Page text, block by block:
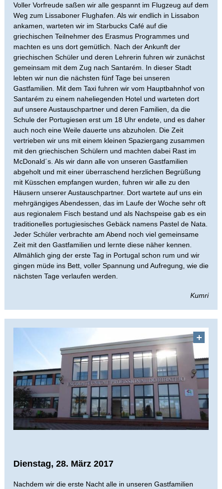
Sitemap
Voller Vorfreude saßen wir alle gespannt im Flugzeug auf dem
Weg zum Lissaboner Flughafen. Als wir endlich in Lissabon
ankamen, warteten wir im Starbucks Café auf die
griechischen Teilnehmer des Erasmus Programmes und
machten es uns dort gemütlich. Nach der Ankunft der
griechischen Schüler und deren Lehrerin fuhren wir zunächst
gemeinsam mit dem Zug nach Santarém. In dieser Stadt
lebten wir nun die nächsten fünf Tage bei unseren
Gastfamilien. Mit dem Taxi fuhren wir vom Hauptbahnhof von
Santarém zu einem naheliegenden Hotel und warteten dort
auf unsere Austauschpartner und deren Familien, da die
Schule der Portugiesen erst um 18 Uhr endete, und es daher
auch noch eine Weile dauerte uns abzuholen. Die Zeit
vertrieben wir uns mit einem kleinen Spaziergang zusammen
mit den griechischen Schülern und machten dabei Rast im
McDonald´s. Als wir dann alle von unseren Gastfamilien
abgeholt und mit einer überraschend herzlichen Begrüßung
mit Küsschen empfangen wurden, fuhren wir alle zu den
Häusern unserer Austauschpartner. Dort wartete auf uns ein
mehrgängiges Abendessen, das im Laufe der Woche sehr oft
aus regionalem Fisch bestand und als Nachspeise gab es ein
traditionelles portugiesisches Gebäck namens Pastel de Nata.
Jeder Schüler verbrachte am Abend noch viel gemeinsame
Zeit mit den Gastfamilien und lernte diese näher kennen.
Allmählich ging der erste Tag in Portugal schon rum und wir
gingen müde ins Bett, voller Spannung und Aufregung, wie die
nächsten Tage verlaufen werden.
Kumri
Dienstag, 28. März 2017
Nachdem wir die erste Nacht alle in unseren Gastfamilien